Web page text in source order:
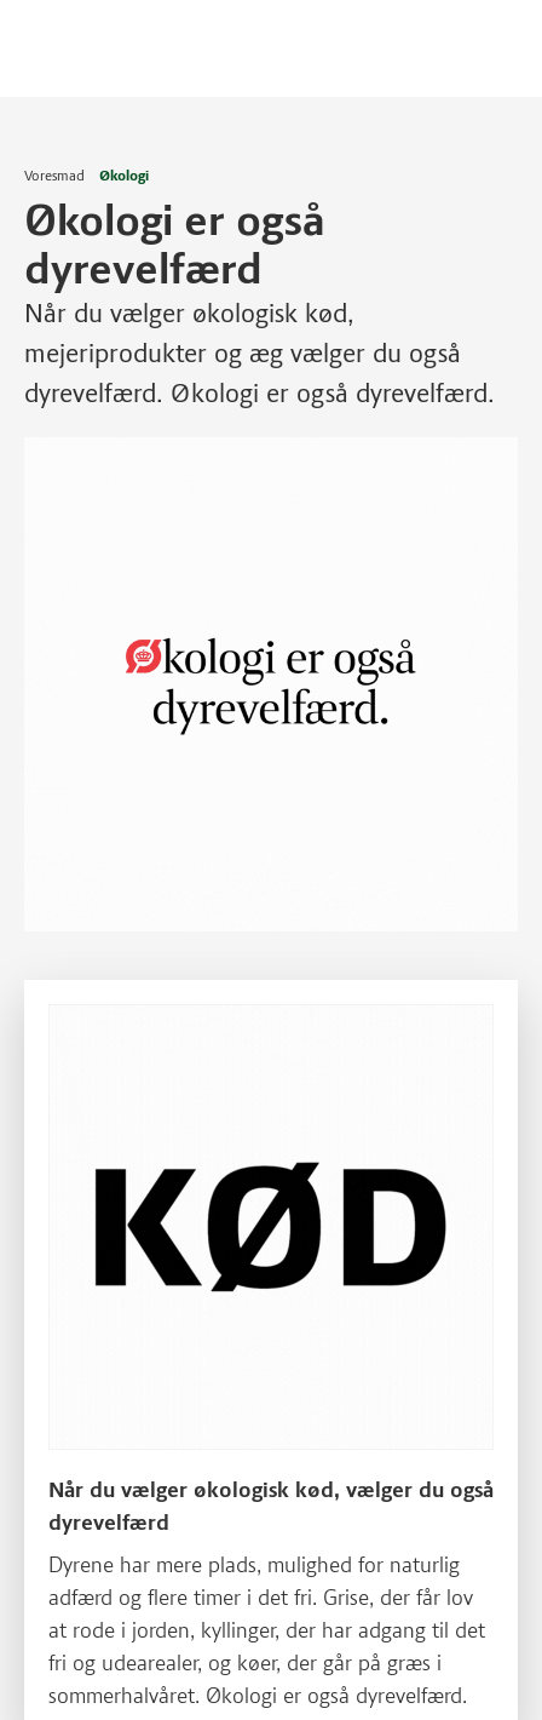
Voresmad Økologi
Økologi er også
dyrevelfærd
Når du vælger økologisk kød,
mejeriprodukter og æg vælger du også
dyrevelfærd. Økologi er også dyrevelfærd.
Når du vælger økologisk kød, vælger du også
dyrevelfærd
Dyrene har mere plads, mulighed for naturlig
adfærd og flere timer i det fri. Grise, der får lov
at rode i jorden, kyllinger, der har adgang til det
fri og udearealer, og køer, der går på græs i
sommerhalvåret. Økologi er også dyrevelfærd.